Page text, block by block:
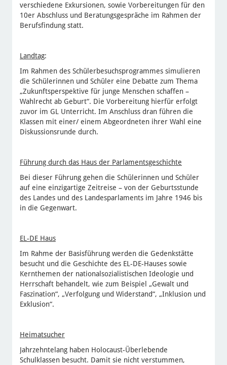
verschiedene Exkursionen, sowie Vorbereitungen für den
10er Abschluss und Beratungsgespräche im Rahmen der
Berufsfindung statt.
Landtag:
Im Rahmen des Schülerbesuchsprogrammes simulieren
die Schülerinnen und Schüler eine Debatte zum Thema
„Zukunftsperspektive für junge Menschen schaffen –
Wahlrecht ab Geburt“. Die Vorbereitung hierfür erfolgt
zuvor im GL Unterricht. Im Anschluss dran führen die
Klassen mit einer/ einem Abgeordneten ihrer Wahl eine
Diskussionsrunde durch.
Führung durch das Haus der Parlamentsgeschichte
Bei dieser Führung gehen die Schülerinnen und Schüler
auf eine einzigartige Zeitreise – von der Geburtsstunde
des Landes und des Landesparlaments im Jahre 1946 bis
in die Gegenwart.
EL-DE Haus
Im Rahme der Basisführung werden die Gedenkstätte
besucht und die Geschichte des EL-DE-Hauses sowie
Kernthemen der nationalsozialistischen Ideologie und
Herrschaft behandelt, wie zum Beispiel „Gewalt und
Faszination“, „Verfolgung und Widerstand“, „Inklusion und
Exklusion“.
Heimatsucher
Jahrzehntelang haben Holocaust-Überlebende
Schulklassen besucht. Damit sie nicht verstummen,